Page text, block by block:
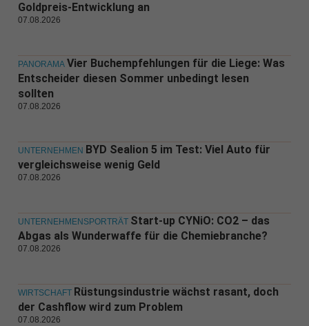
Goldpreis-Entwicklung an
07.08.2026
PANORAMA Vier Buchempfehlungen für die Liege: Was
Entscheider diesen Sommer unbedingt lesen
sollten
07.08.2026
UNTERNEHMEN BYD Sealion 5 im Test: Viel Auto für
vergleichsweise wenig Geld
07.08.2026
UNTERNEHMENSPORTRÄT Start-up CYNiO: CO2 – das
Abgas als Wunderwaffe für die Chemiebranche?
07.08.2026
WIRTSCHAFT Rüstungsindustrie wächst rasant, doch
der Cashflow wird zum Problem
07.08.2026